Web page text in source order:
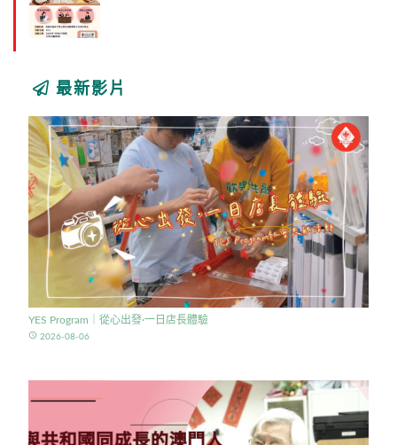
最新影片
YES Program｜從心出發·一日店長體驗
access_time 2026-08-06